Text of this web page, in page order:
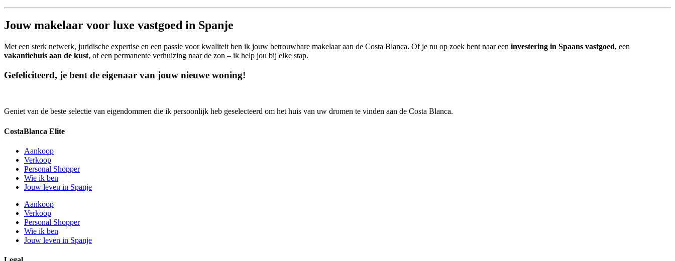
Jouw makelaar voor luxe vastgoed in Spanje
Met een sterk netwerk, juridische expertise en een passie voor kwaliteit ben ik jouw betrouwbare makelaar aan de Costa Blanca. Of je nu op zoek bent naar een investering in Spaans vastgoed, een
vakantiehuis aan de kust, of een permanente verhuizing naar de zon – ik help jou bij elke stap.
Gefeliciteerd, je bent de eigenaar van jouw nieuwe woning!
Geniet van de beste selectie van eigendommen die ik persoonlijk heb geselecteerd om het huis van uw dromen te vinden aan de Costa Blanca.
CostaBlanca Elite
Aankoop
Verkoop
Personal Shopper
Wie ik ben
Jouw leven in Spanje
Aankoop
Verkoop
Personal Shopper
Wie ik ben
Jouw leven in Spanje